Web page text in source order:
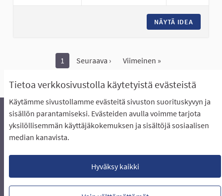
Tietoa verkkosivustolla käytetyistä evästeistä
Käytämme sivustollamme evästeitä sivuston suorituskyvyn ja
sisällön parantamiseksi. Evästeiden avulla voimme tarjota
yksilöllisemmän käyttäjäkokemuksen ja sisältöjä sosiaalisen
median kanavista.
Hyväksy kaikki
NÄYTÄ IDEA
1 Seuraava › Viimeinen »
Näytä kaikki peruutetut ideat
Äänestyksen pikaohjeet
Usein kysytyt kysymykset
Näin äänestät Asukasbudjetissa
Lataa avoimet datatiedostot
Evästeasetukset